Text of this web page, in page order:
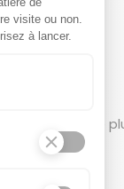
CELIO
profiter de